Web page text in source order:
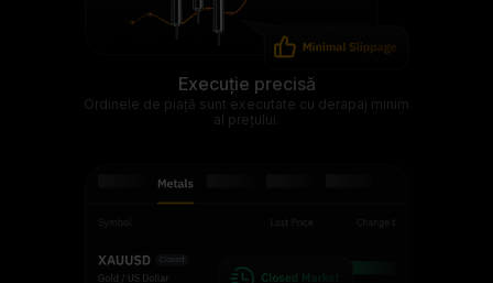
Execuție precisă
Ordinele de piață sunt executate cu derapaj minim
al prețului.